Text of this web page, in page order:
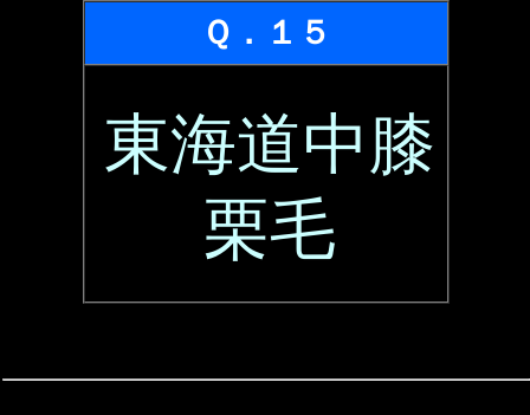
Ｑ．１５
東海道中膝
栗毛